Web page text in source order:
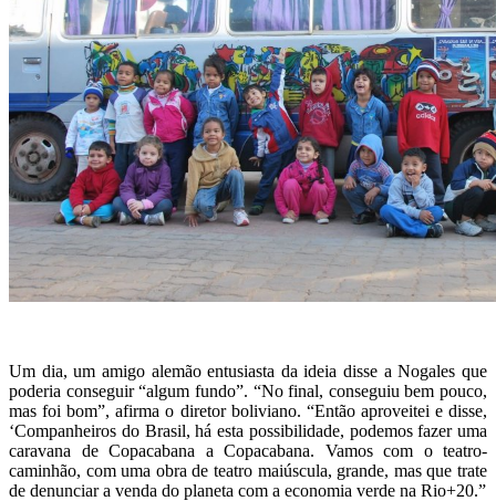
Um dia, um amigo alemão entusiasta da ideia disse a Nogales que
poderia conseguir “algum fundo”. “No final, conseguiu bem pouco,
mas foi bom”, afirma o diretor boliviano. “Então aproveitei e disse,
‘Companheiros do Brasil, há esta possibilidade, podemos fazer uma
caravana de Copacabana a Copacabana. Vamos com o teatro-
caminhão, com uma obra de teatro maiúscula, grande, mas que trate
de denunciar a venda do planeta com a economia verde na Rio+20.”